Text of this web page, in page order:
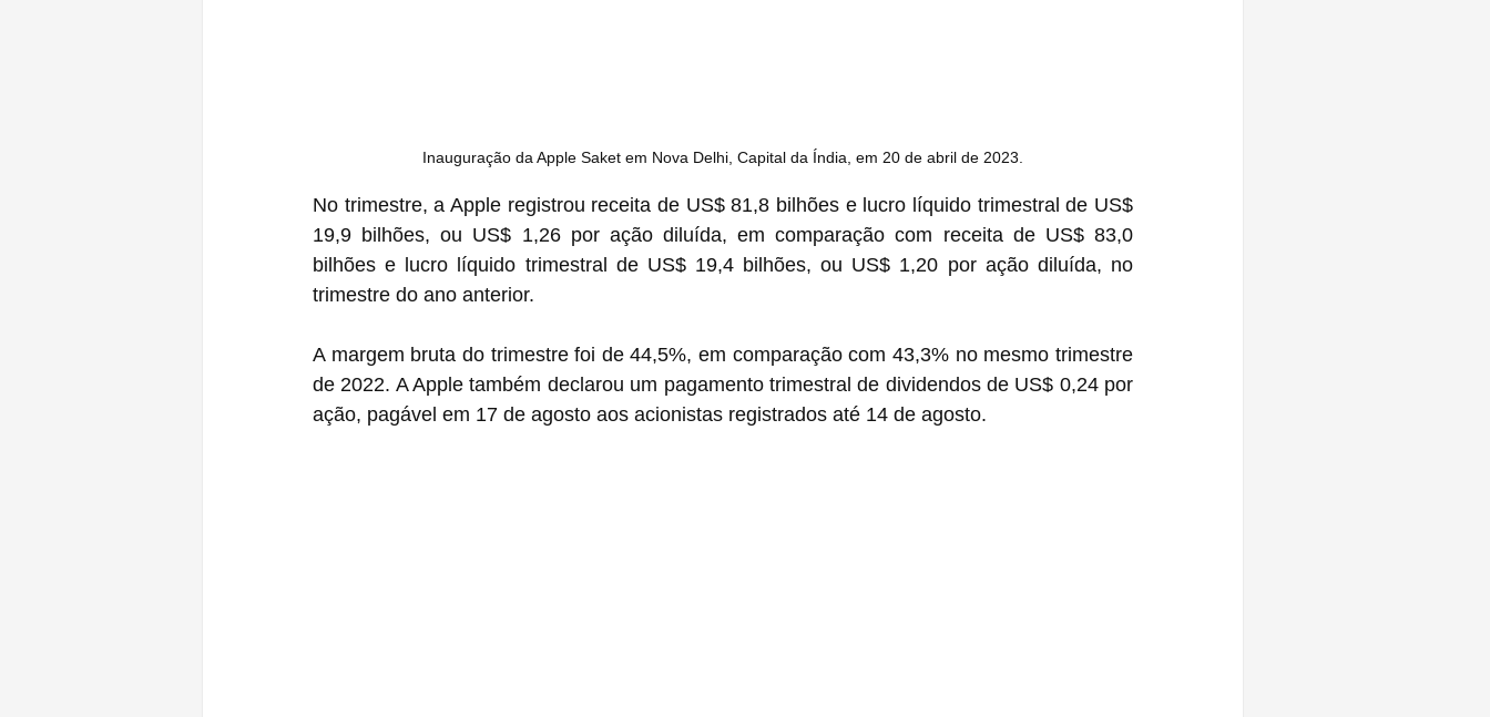
Inauguração da Apple Saket em Nova Delhi, Capital da Índia, em 20 de abril de 2023.
No trimestre, a Apple registrou receita de US$ 81,8 bilhões e lucro líquido trimestral de US$
19,9 bilhões, ou US$ 1,26 por ação diluída, em comparação com receita de US$ 83,0
bilhões e lucro líquido trimestral de US$ 19,4 bilhões, ou US$ 1,20 por ação diluída, no
trimestre do ano anterior.
A margem bruta do trimestre foi de 44,5%, em comparação com 43,3% no mesmo trimestre
de 2022. A Apple também declarou um pagamento trimestral de dividendos de US$ 0,24 por
ação, pagável em 17 de agosto aos acionistas registrados até 14 de agosto.